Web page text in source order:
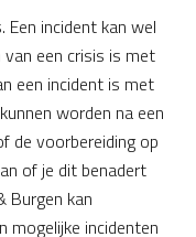
incident kan wel
een crisis is met
een incident is met
worden na een
de voorbereiding op
of je dit benadert
Burgen kan
mogelijke incidenten